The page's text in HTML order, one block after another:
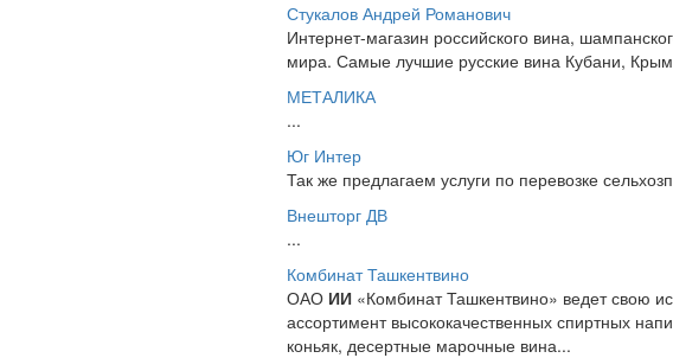
Стукалов Андрей Романович
Интернет-магазин российского вина,
мира. Самые лучшие русские вина Кубани,
МЕТАЛИКА
...
Юг Интер
Так же предлагаем услуги по перевозке
Внешторг ДВ
...
Комбинат Ташкентвино
ОАО ИИ «Комбинат Ташкентвино» ведет свою
ассортимент высококачественных спиртных
коньяк, десертные марочные вина...